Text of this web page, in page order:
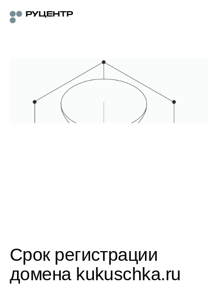
Срок регистрации
домена kukuschka.ru